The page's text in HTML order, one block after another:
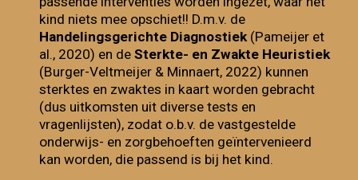
kind niets mee opschiet!! D.m.v. de
Handelingsgerichte Diagnostiek (Pameijer et
al., 2020) en deSterkte- en Zwakte Heuristiek
(Burger-Veltmeijer & Minnaert, 2022) kunnen
sterktes en zwaktes in kaart worden gebracht
(dus uitkomsten uit diverse tests en
vragenlijsten), zodat o.b.v. de vastgestelde
onderwijs- en zorgbehoeften geïntervenieerd
kan worden, die passend is bij het kind.